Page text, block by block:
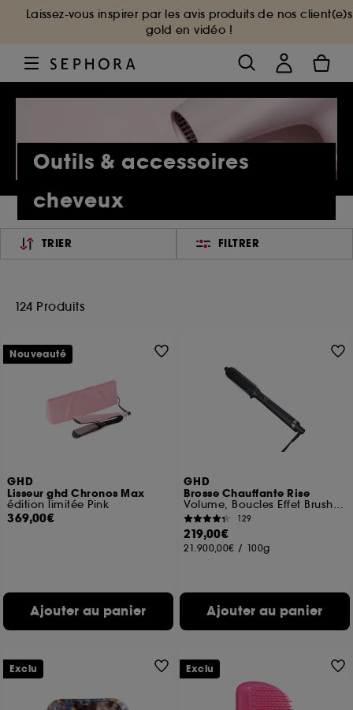
Laissez-vous inspirer par les avis produits de nos client(e)s
gold en vidéo !
Outils & accessoires
cheveux
TRIER FILTRER
124 Produits
GHD
Lisseur ghd Chronos Max
édition limitée Pink
369,00€
Ajouter au panier
Nouveauté
GHD
Brosse Chauffante Rise
Volume, Boucles Effet Brushing
129
219,00€
21.900,00€ / 100g
Ajouter au panier
Exclu Exclu